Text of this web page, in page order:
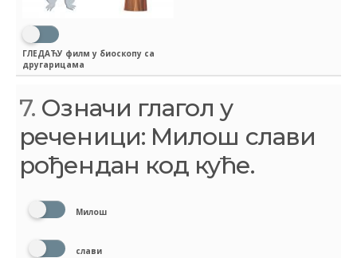
ГЛЕДАЋУ филм у биоскопу са
другарицама
7. Означи глагол у
реченици: Милош слави
рођендан код куће.
Милош
слави